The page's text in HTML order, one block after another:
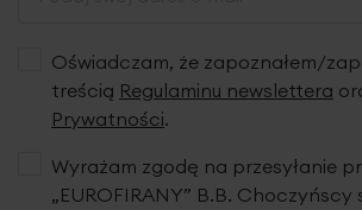
Oświadczam, że zapoznałem/
treścią Regulaminu newslettera
Prywatności.
Wyrażam zgodę na przesyłanie
„EUROFIRANY” B.B. Choczyńscy